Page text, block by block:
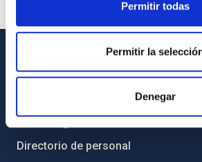
Permitir todas
Permitir la
Denegar
INFORMACIÓN GENERAL
Directorio de personal